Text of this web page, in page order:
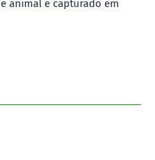
animal é capturado em